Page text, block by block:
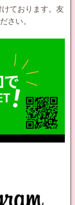
ております。友
さい。